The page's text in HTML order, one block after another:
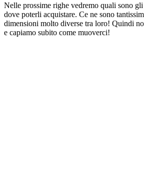
Nelle prossime righe vedremo quali sono
dove poterli acquistare. Ce ne sono
dimensioni molto diverse tra loro! Quindi
e capiamo subito come muoverci!